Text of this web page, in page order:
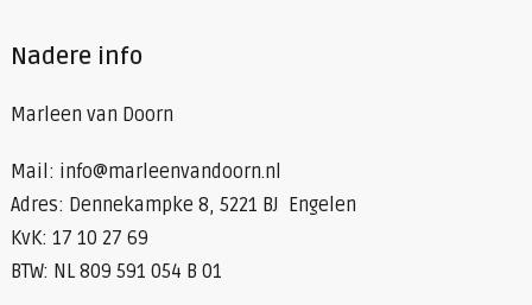
Nadere info
Marleen van Doorn
Mail: info@marleenvandoorn.nl
Adres: Dennekampke 8, 5221 BJ Engelen
KvK: 17 10 27 69
BTW: NL 809 591 054 B 01